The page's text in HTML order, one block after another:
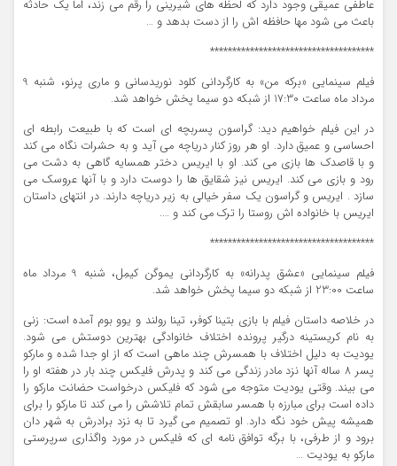
عاطفی عمیقی وجود دارد که لحظه های شیرینی را رقم می زند، اما یک حادثه
باعث می شود مها حافظه اش را از دست بدهد و …
*************************************
فیلم سینمایی «برکه من» به کارگردانی کلود نوریدسانی و ماری پرنو، شنبه 9
مرداد ماه ساعت 17:30 از شبکه دو سیما پخش خواهد شد.
در این فیلم خواهیم دید: گراسون پسربچه ای است که با طبیعت رابطه ای
احساسی و عمیق دارد. او هر روز کنار دریاچه می آید و به حشرات نگاه می کند
و با قاصدک ها بازی می کند. او با ایریس دختر همسایه گاهی به دشت می
رود و بازی می کند. ایریس نیز شقایق ها را دوست دارد و با آنها عروسک می
سازد . ایریس و گراسون یک سفر خیالی به زیر دریاچه دارند. در انتهای داستان
ایریس با خانواده اش روستا را ترک می کند و ….
*************************************
فیلم سینمایی «عشق پدرانه» به کارگردانی یموگن کیمِل، شنبه 9 مرداد ماه
ساعت 23:00 از شبکه دو سیما پخش خواهد شد.
در خلاصه داستان فیلم با بازی بتینا کوفر، تینا رولند و یوو بوم آمده است: زنی
به نام کریستینه درگیر پرونده اختلاف خانوادگی بهترین دوستش می شود.
یودیت به دلیل اختلاف با همسرش چند ماهی است که از او جدا شده و مارکو
پسر 8 ساله آنها نزد مادر زندگی می کند و پدرش فلیکس چند بار در هفته او را
می بیند. وقتی یودیت متوجه می شود که فلیکس درخواست حضانت مارکو را
داده است برای مبارزه با همسر سابقش تمام تلاشش را می کند تا مارکو را برای
همیشه پیش خود نگه دارد. او تصمیم می گیرد تا به نزد برادرش به شهر دان
برود و از طرفی، با برگه توافق نامه ای که فلیکس در مورد واگذاری سرپرستی
مارکو به یودیت …